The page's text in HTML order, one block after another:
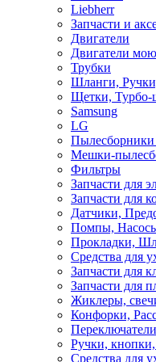
Liebherr
Запчасти и
Двигатели
Двигатели
Трубки
Шланги,
Щетки, Турбо-
Samsung
LG
Пылесборники
Мешки-
Фильтры
Запчасти для
Запчасти для
Датчики,
Помпы,
Прокладки,
Средства для
Запчасти для
Запчасти для
Жиклеры,
Конфорки,
Ручки, кнопки,
Средства для